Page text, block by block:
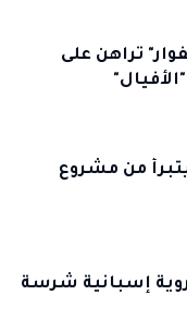
تراهن على
من مشروع
إسبانية شرسة